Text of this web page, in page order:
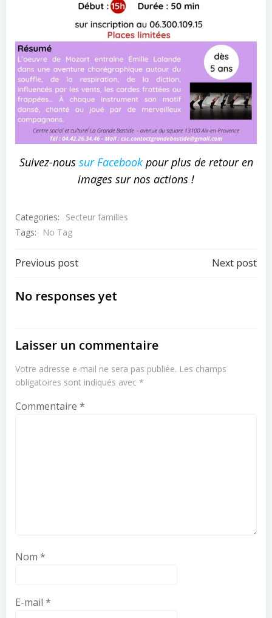
Suivez-noussur Facebookpour plus de retour en
images sur nos actions !
Categories:
Secteur familles
Tags:
No Tag
Post
navigation
Previous post Next post
No responses yet
Laisser un commentaire
Votre adresse e-mail ne sera pas publiée. Les champs
obligatoires sont indiqués avec *
Commentaire *
Nom *
E-mail *